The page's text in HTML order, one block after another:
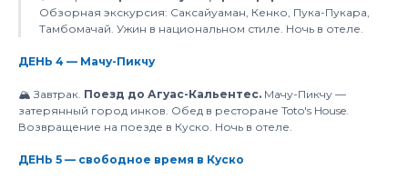
Обзорная экскурсия: Саксайуаман, Кенко, Пука-Пукара,
Тамбомачай. Ужин в национальном стиле. Ночь в отеле.
ДЕНЬ 4 — Мачу-Пикчу
🏔️ Завтрак. Поезд до Агуас-Кальентес. Мачу-Пикчу —
затерянный город инков. Обед в ресторане Toto's House.
Возвращение на поезде в Куско. Ночь в отеле.
ДЕНЬ 5 — свободное время в Куско